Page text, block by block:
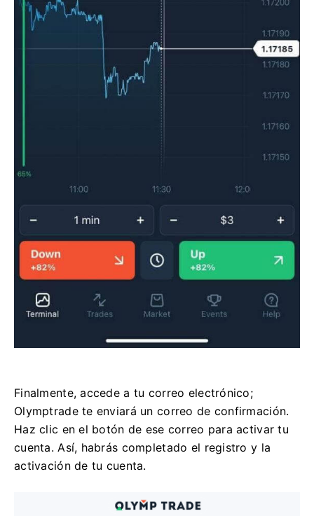
Finalmente, accede a tu correo electrónico;
Olymptrade te enviará un correo de confirmación.
Haz clic en el botón de ese correo para activar tu
cuenta. Así, habrás completado el registro y la
activación de tu cuenta.